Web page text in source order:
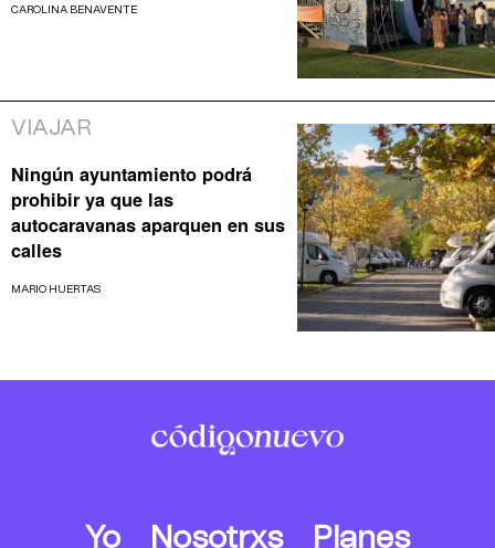
CAROLINA BENAVENTE
VIAJAR
Ningún ayuntamiento podrá
prohibir ya que las
autocaravanas aparquen en sus
calles
MARIO HUERTAS
Yo Nosotrxs
Planes